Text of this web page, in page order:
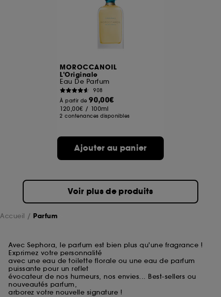
MOROCCANOIL
L'Originale
Eau De Parfum
908
À partir de90,00€
120,00€ / 100ml
2 contenances disponibles
Ajouter au panier
Voir plus de produits
Accueil Parfum
Avec Sephora, le parfum est bien plus qu'une fragrance !
Exprimez votre personnalité
avec une eau de toilette florale ou une eau de parfum
puissante pour un reflet
évocateur de nos humeurs, nos envies... Best-sellers ou
nouveautés parfum,
arborez votre nouvelle signature !